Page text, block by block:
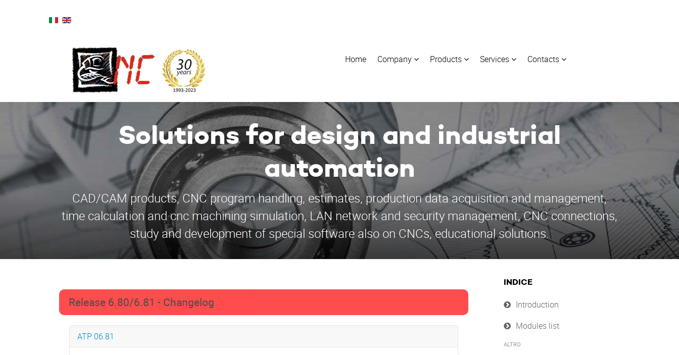
Home Company Products Services Contacts
Solutions for design and industrial
automation
CAD/CAM products, CNC program handling, estimates, production data acquisition and management,
time calculation and cnc machining simulation, LAN network and security management, CNC connections,
study and development of special software also on CNCs, educational solutions.
Release 6.80/6.81 - Changelog
ATP 06.81
INDICE
Introduction
Modules list
ALTRO